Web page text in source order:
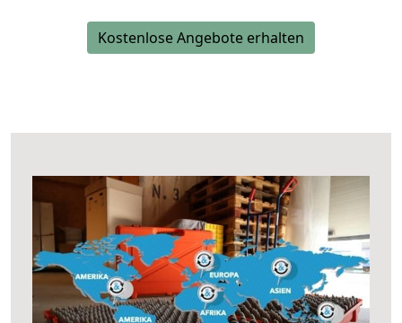
Kostenlose Angebote erhalten